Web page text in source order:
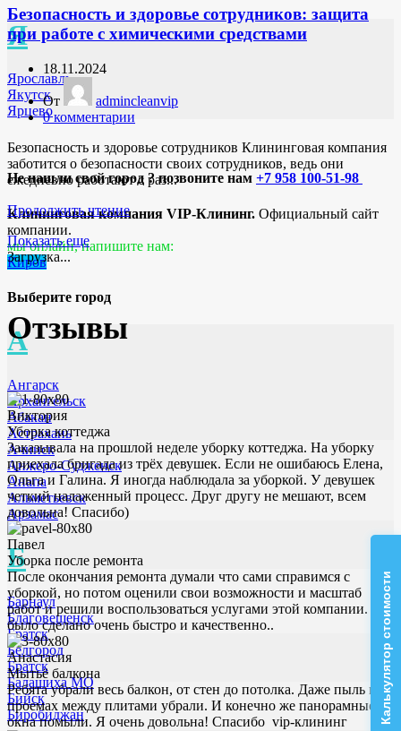
Я
Ярославль
Якутск
Ярцево
Не нашли свой город ? позвоните нам +7 958 100-51-98
Клининговая компания VIP-Клининг. Официальный сайт
компании.
мы онлайн, напишите нам:
Киров
Выберите город
А
Ангарск
Архангельск
Абакан
Астрахань
Ачинск
Анжеро-Судженск
Анапа
Альметьевск
Арзамас
Б
Барнаул
Благовещенск
Братск
Белгород
Братск
Балашиха МО
Бийск
Биробиджан
Безопасность и здоровье сотрудников: защита
при работе с химическими средствами
18.11.2024
От
admincleanvip
0 комментарии
Безопасность и здоровье сотрудников Клининговая компания
заботится о безопасности своих сотрудников, ведь они
ежедневно работают с раз...
Продолжить чтение
Показать еще
Загрузка...
Отзывы
Виктория
Уборка коттеджа
Заказывала на прошлой неделе уборку коттеджа. На уборку
приехала бригада из трёх девушек. Если не ошибаюсь Елена,
Ольга и Галина. Я иногда наблюдала за уборкой. У девушек
четкий налаженный процесс. Друг другу не мешают, всем
довольна! Спасибо)
Павел
Уборка после ремонта
После окончания ремонта думали что сами справимся с
уборкой, но потом оценили свои возможности и масштаб
работ и решили воспользоваться услугами этой компании. Все
было сделано очень быстро и качественно..
Анастасия
Мытьё балкона
Ребята убрали весь балкон, от стен до потолка. Даже пыль в
проемах между плитами убрали. И конечно же панорамные
окна помыли. Я очень довольна! Спасибо vip-клининг
Калькулятор стоимости